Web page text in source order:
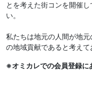
とを考えた街コンを開催
い。
私たちは地元の人間が地
の地域貢献であると考えて
※オミカレでの会員登録に